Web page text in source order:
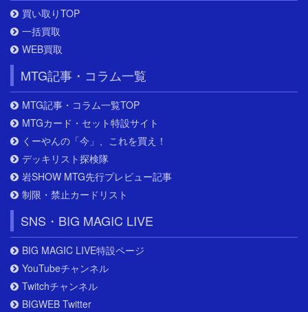
買い取りTOP
一括買取
WEB買取
MTG記事・コラム一覧
MTG記事・コラム一覧TOP
MTGカード・セット特設サイト
くーやんの「今」、これを買え！
デッキリスト探検隊
岩SHOW MTG先行プレビュー記事
制限・禁止カードリスト
SNS・BIG MAGIC LIVE
BIG MAGIC LIVE特設ページ
YouTubeチャンネル
Twitchチャンネル
BIGWEB Twitter